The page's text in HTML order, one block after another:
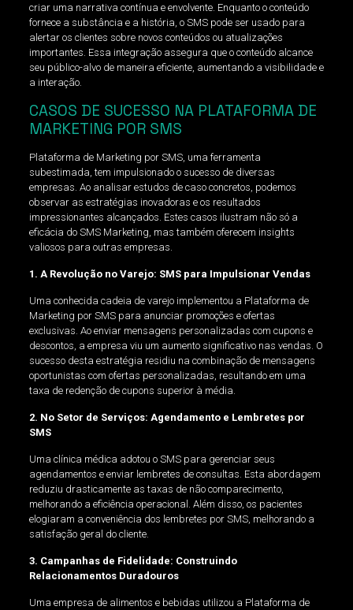
criar uma narrativa contínua e envolvente. Enquanto o conteúdo
fornece a substância e a história, o SMS pode ser usado para
alertar os clientes sobre novos conteúdos ou atualizações
importantes. Essa integração assegura que o conteúdo alcance
seu público-alvo de maneira eficiente, aumentando a visibilidade e
a interação.
CASOS DE SUCESSO NA PLATAFORMA DE
MARKETING POR SMS
Plataforma de Marketing por SMS, uma ferramenta
subestimada, tem impulsionado o sucesso de diversas
empresas. Ao analisar estudos de caso concretos, podemos
observar as estratégias inovadoras e os resultados
impressionantes alcançados. Estes casos ilustram não só a
eficácia do SMS Marketing, mas também oferecem insights
valiosos para outras empresas.
1. A Revolução no Varejo: SMS para Impulsionar Vendas
Uma conhecida cadeia de varejo implementou a Plataforma de
Marketing por SMS para anunciar promoções e ofertas
exclusivas. Ao enviar mensagens personalizadas com cupons e
descontos, a empresa viu um aumento significativo nas vendas. O
sucesso desta estratégia residiu na combinação de mensagens
oportunistas com ofertas personalizadas, resultando em uma
taxa de redenção de cupons superior à média.
2. No Setor de Serviços: Agendamento e Lembretes por
SMS
Uma clínica médica adotou o SMS para gerenciar seus
agendamentos e enviar lembretes de consultas. Esta abordagem
reduziu drasticamente as taxas de não comparecimento,
melhorando a eficiência operacional. Além disso, os pacientes
elogiaram a conveniência dos lembretes por SMS, melhorando a
satisfação geral do cliente.
3. Campanhas de Fidelidade: Construindo
Relacionamentos Duradouros
Uma empresa de alimentos e bebidas utilizou a Plataforma de